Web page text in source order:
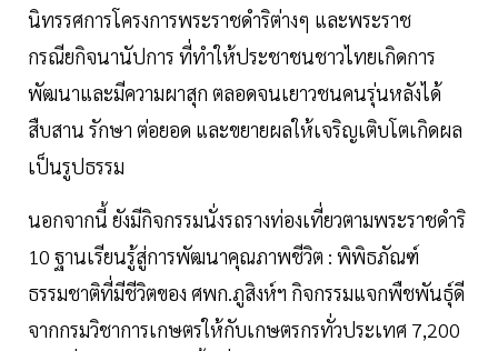
นิทรรศการโครงการพระราชดำริต่างๆ และพระราช
กรณียกิจนานัปการ ที่ทำให้ประชาชนชาวไทยเกิดการ
พัฒนาและมีความผาสุก ตลอดจนเยาวชนคนรุ่นหลังได้
สืบสาน รักษา ต่อยอด และขยายผลให้เจริญเติบโตเกิดผล
เป็นรูปธรรม
นอกจากนี้ ยังมีกิจกรรมนั่งรถรางท่องเที่ยวตามพระราชดำริ
10 ฐานเรียนรู้สู่การพัฒนาคุณภาพชีวิต : พิพิธภัณฑ์
ธรรมชาติที่มีชีวิตของ ศพก.ภูสิงห์ฯ กิจกรรมแจกพืชพันธุ์ดี
จากกรมวิชาการเกษตรให้กับเกษตรกรทั่วประเทศ 7,200